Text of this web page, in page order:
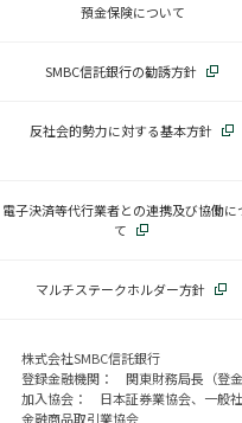
預金保険について
SMBC信託銀行の勧誘方針
反社会的勢力に対する基本方針
電子決済等代行業者との連携及び協働に
て
マルチステークホルダー方針
株式会社SMBC信託銀行
登録金融機関： 関東財務局長（登
加入協会： 日本証券業協会、一般
金融商品取引業協会